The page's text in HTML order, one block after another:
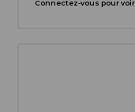
Connectez-vous pour voir